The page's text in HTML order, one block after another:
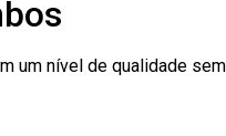
um nível de qualidade